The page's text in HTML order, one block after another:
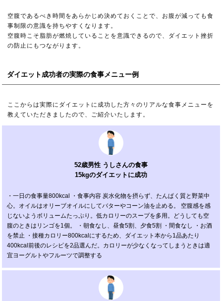
空腹であるべき時間をあらかじめ決めておくことで、お腹が減っても食
事制限の意識を持ちやすくなります。
空腹時こそ脂肪が燃焼していることを意識できるので、ダイエット挫折
の防止にもつながります。
ダイエット成功者の実際の食事メニュー例
ここからは実際にダイエットに成功した方々のリアルな食事メニューを
教えていただきましたので、ご紹介いたします。
52歳男性 うしさんの食事
15kgのダイエットに成功
・一日の食事量800kcal ・食事内容 炭水化物を摂らず、たんぱく質と野菜中
心。オイルはオリーブオイルにしてバターやコーン油を止める。 空腹感を感
じないようボリュームたっぷり。低カロリーのスープを多用。どうしても空
腹のときはリンゴを1個。 ・朝食なし、昼食5割、夕食5割 ・間食なし ・お酒
を禁止 ・接種カロリー800kcalにするため、ダイエット本から1品あたり
400kcal前後のレシピを2品選んだ。カロリーが少なくなってしまうときは適
宜ヨーグルトやフルーツで調整する